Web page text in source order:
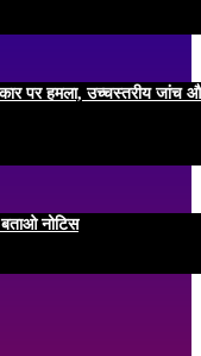
पर हमला, उच्चस्तरीय जांच
नोटिस